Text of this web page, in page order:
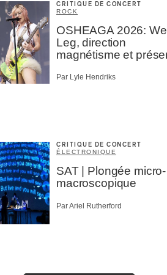
CRITIQUE DE CONCERT
ROCK
OSHEAGA 2026:
Leg, direction
magnétisme et
Par Lyle Hendriks
CRITIQUE DE CONCERT
ÉLECTRONIQUE
SAT | Plongée micro-
macroscopique
Par Ariel Rutherford